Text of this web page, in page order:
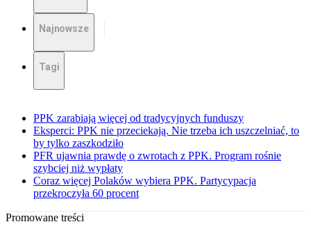
Najnowsze
Tagi
PPK zarabiają więcej od tradycyjnych funduszy
Eksperci: PPK nie przeciekają. Nie trzeba ich uszczelniać, to
by tylko zaszkodziło
PFR ujawnia prawdę o zwrotach z PPK. Program rośnie
szybciej niż wypłaty
Coraz więcej Polaków wybiera PPK. Partycypacja
przekroczyła 60 procent
Promowane treści